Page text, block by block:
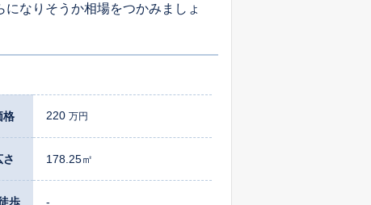
なりそうか相場をつかみましょ
格 220 万円
さ 178.25㎡
歩 -